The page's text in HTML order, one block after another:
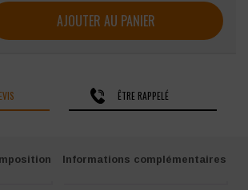
de cuisinier LMAAJOUTER AU PANIER
ÊTRE RAPPELÉ
Informations complémentaires